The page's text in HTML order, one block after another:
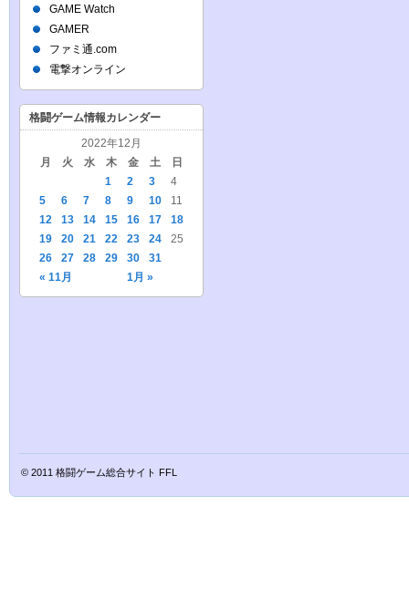
GAME Watch
GAMER
ファミ通.com
電撃オンライン
格闘ゲーム情報カレンダー
2022年12月
月
火 水 木 金 土 日
« 11月 1月 »
1 2 3
4
5
6 7 8 9 10
11
12
13 14 15 16 17
18
19
20 21 22 23 24
25
26
27 28 29 30 31
© 2011 格闘ゲーム総合サイト FFL